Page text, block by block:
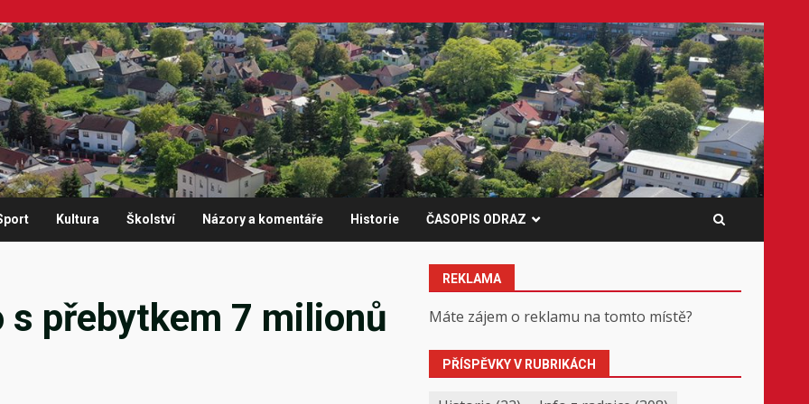
Kultura Školství Názory a komentáře Historie ČASOPIS ODRAZ
přebytkem 7 milionů
REKLAMA
Máte zájem o reklamu na tomto místě?
PŘÍSPĚVKY V RUBRIKÁCH